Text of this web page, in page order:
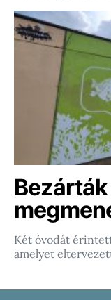
Két óvodát érintett
amelyet